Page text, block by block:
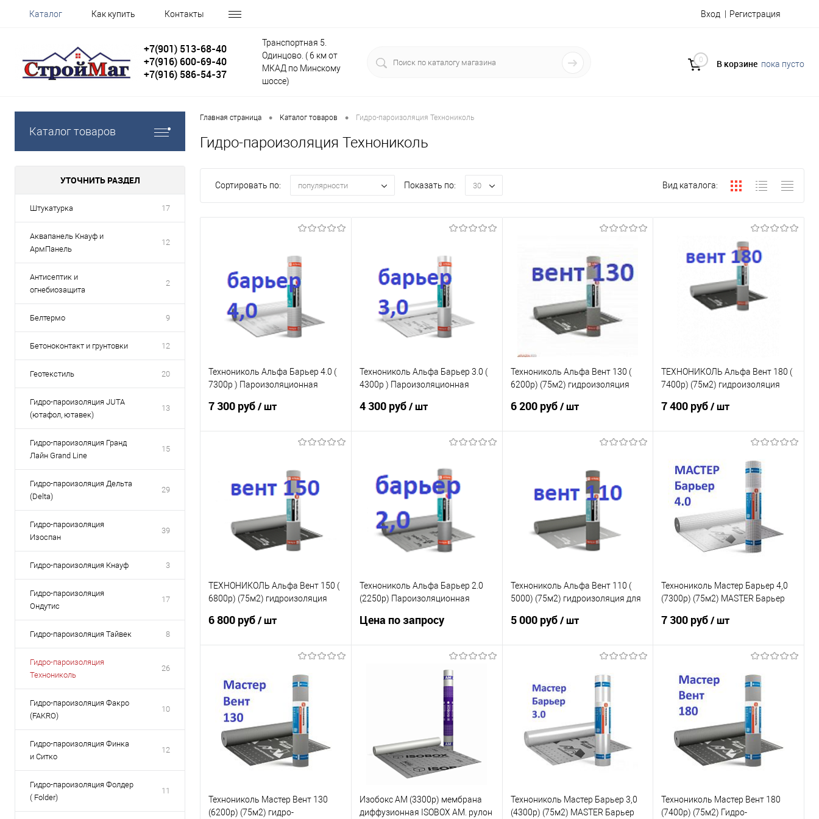
Каталог Как купить Контакты Вход Регистрация
+7(901) 513-68-40
+7(916) 600-69-40
+7(916) 586-54-37
Транспортная 5.
Одинцово. ( 6 км от
МКАД по Минскому
шоссе)
0 В корзине пока пусто
Каталог товаров
УТОЧНИТЬ РАЗДЕЛ
Штукатурка 17
Аквапанель Кнауф и
АрмПанель
12
Антисептик и
огнебиозащита
2
Белтермо 9
Бетоноконтакт и грунтовки 12
Геотекстиль 20
Гидро-пароизоляция JUTA
(ютафол, ютавек)
13
Гидро-пароизоляция Гранд
Лайн Grand Line
15
Гидро-пароизоляция Дельта
(Delta)
29
Гидро-пароизоляция
Изоспан
39
Гидро-пароизоляция Кнауф 3
Гидро-пароизоляция
Ондутис
17
Гидро-пароизоляция Тайвек 8
Гидро-пароизоляция
Технониколь
26
Гидро-пароизоляция Факро
(FAKRO)
10
Гидро-пароизоляция Финка
и Ситко
12
Гидро-пароизоляция Фолдер
( Folder)
11
Главная страница • Каталог товаров • Гидро-пароизоляция Технониколь
Гидро-пароизоляция Технониколь
Сортировать по: популярности Показать по: 30 Вид каталога:
Технониколь Альфа Барьер 4.0 (
7300р ) Пароизоляционная
пароизоляция для кровли и стен
7 300 руб/ шт
Технониколь Альфа Барьер 3.0 (
4300р ) Пароизоляционная
пароизоляция для кровли и стен
4 300 руб/ шт
Технониколь Альфа Вент 130 (
6200р) (75м2) гидроизоляция
6 200 руб/ шт
ТЕХНОНИКОЛЬ Альфа Вент 180 (
7400р) (75м2) гидроизоляция
7 400 руб/ шт
ТЕХНОНИКОЛЬ Альфа Вент 150 (
6800р) (75м2) гидроизоляция
6 800 руб/ шт
Технониколь Альфа Барьер 2.0
(2250р) Пароизоляционная
кровли и стен (под заказ)
Цена по запросу
Запросить цену
Технониколь Альфа Вент 110 (
5000) (75м2) гидроизоляция для
ветрозащитая диффузионная
5 000 руб/ шт
Технониколь Мастер Барьер 4,0
(7300р) (75м2) MASTER Барьер
пароизоляционная пленка
7 300 руб/ шт
Технониколь Мастер Вент 130
(6200р) (75м2) гидро-
Изобокс АМ (3300р) мембрана
диффузионная ISOBOX AM. рулон
Технониколь Мастер Барьер 3,0
(4300р) (75м2) MASTER Барьер
Технониколь Мастер Вент 180
(7400р) (75м2) Гидро-